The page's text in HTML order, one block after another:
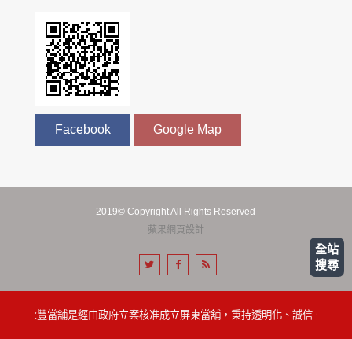
全站
搜尋
Facebook Google Map
2019© Copyright All Rights Reserved
蘋果網頁設計
屏東永豐當舖是經由政府立案核准成立屏東當舖，秉持透明化、誠信、便